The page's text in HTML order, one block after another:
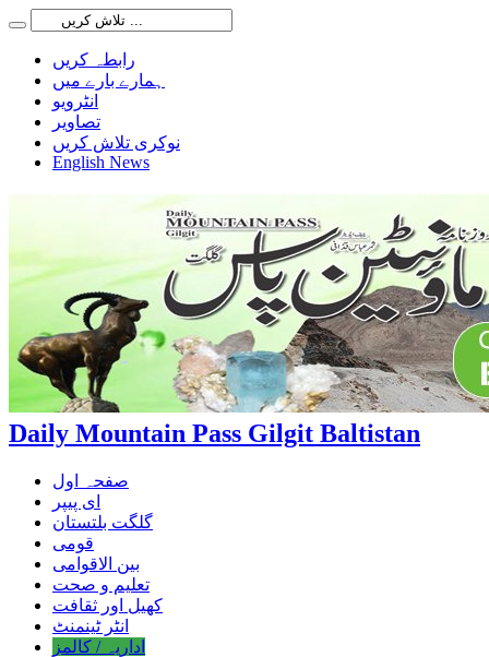
رابطہ کریں
ہمارے بارے میں
انٹرویو
تصاویر
نوکری تلاش کریں
English News
Daily Mountain Pass Gilgit Baltistan
صفحہ اول
ای پیپر
گلگت بلتستان
قومی
بین الاقوامی
تعلیم و صحت
کھیل اور ثقافت
انٹر ٹینمنٹ
اداریہ / کالمز